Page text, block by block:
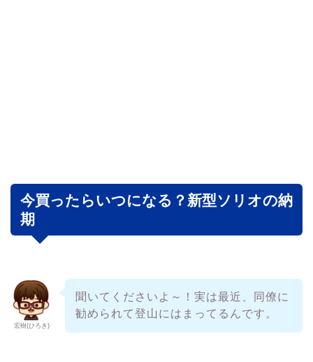
今買ったらいつになる？新型ソリオの納
期
宏樹(ひろき)
聞いてくださいよ～！実は最近、同僚に
勧められて登山にはまってるんです。